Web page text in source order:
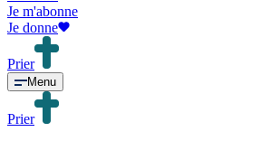
Je m'abonne
Je donne
Prier
Menu
Prier